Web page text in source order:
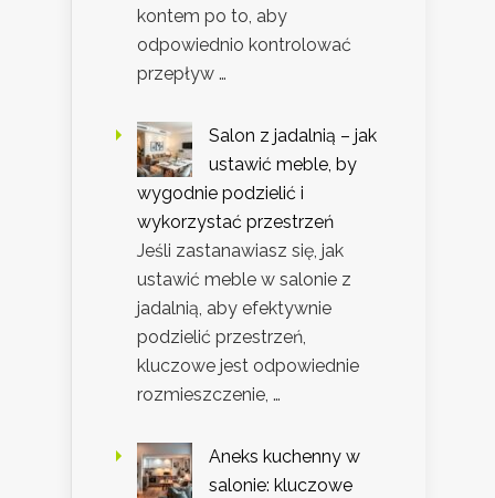
kontem po to, aby
odpowiednio kontrolować
przepływ …
Salon z jadalnią – jak
ustawić meble, by
wygodnie podzielić i
wykorzystać przestrzeń
Jeśli zastanawiasz się, jak
ustawić meble w salonie z
jadalnią, aby efektywnie
podzielić przestrzeń,
kluczowe jest odpowiednie
rozmieszczenie, …
Aneks kuchenny w
salonie: kluczowe